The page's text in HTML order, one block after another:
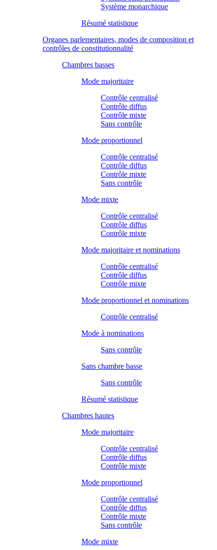
Système monarchique
Résumé statistique
Organes parlementaires, modes de composition et
contrôles de constitutionnalité
Chambres basses
Mode majoritaire
Contrôle centralisé
Contrôle diffus
Contrôle mixte
Sans contrôle
Mode proportionnel
Contrôle centralisé
Contrôle diffus
Contrôle mixte
Sans contrôle
Mode mixte
Contrôle centralisé
Contrôle diffus
Contrôle mixte
Mode majoritaire et nominations
Contrôle centralisé
Contrôle diffus
Contrôle mixte
Mode proportionnel et nominations
Contrôle centralisé
Mode à nominations
Sans contrôle
Sans chambre basse
Sans contrôle
Résumé statistique
Chambres hautes
Mode majoritaire
Contrôle centralisé
Contrôle diffus
Contrôle mixte
Mode proportionnel
Contrôle centralisé
Contrôle diffus
Contrôle mixte
Sans contrôle
Mode mixte